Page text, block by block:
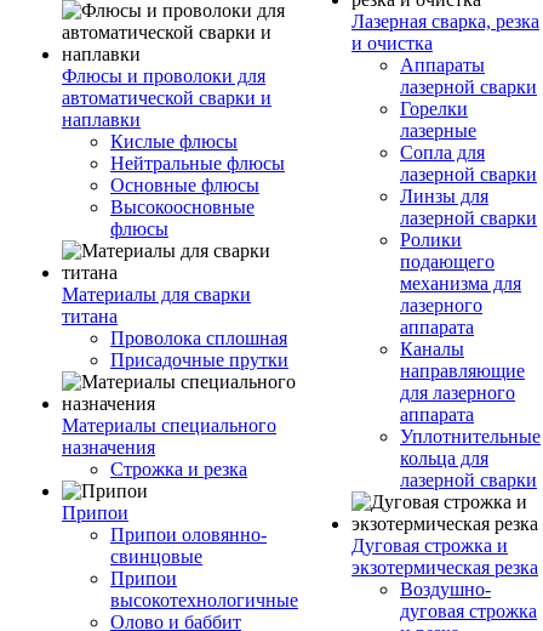
Флюсы и проволоки для
автоматической сварки и
наплавки
Кислые флюсы
Нейтральные флюсы
Основные флюсы
Высокоосновные
флюсы
Материалы для сварки
титана
Проволока сплошная
Присадочные прутки
Материалы специального
назначения
Строжка и резка
Припои
Припои оловянно-
свинцовые
Припои
высокотехнологичные
Олово и баббит
Лазерная сварка, резка
и очистка
Аппараты
лазерной сварки
Горелки
лазерные
Сопла для
лазерной сварки
Линзы для
лазерной сварки
Ролики
подающего
механизма для
лазерного
аппарата
Каналы
направляющие
для лазерного
аппарата
Уплотнительные
кольца для
лазерной сварки
Дуговая строжка и
экзотермическая резка
Воздушно-
дуговая строжка